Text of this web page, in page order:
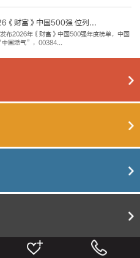
《财富》中国500强 位列...
布2026年《财富》中国500强年度榜单，中国
中国燃气”，00384...